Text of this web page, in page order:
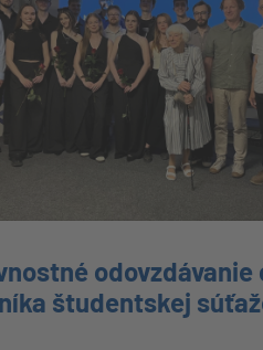
odovzdávanie
študentskej